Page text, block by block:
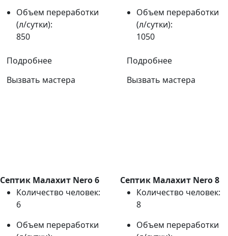
Объем переработки
(л/сутки):
850
Подробнее
Вызвать мастера
Объем переработки
(л/сутки):
1050
Подробнее
Вызвать мастера
Септик Малахит Nero 6
Количество человек:
6
Объем переработки
Септик Малахит Nero 8
Количество человек:
8
Объем переработки